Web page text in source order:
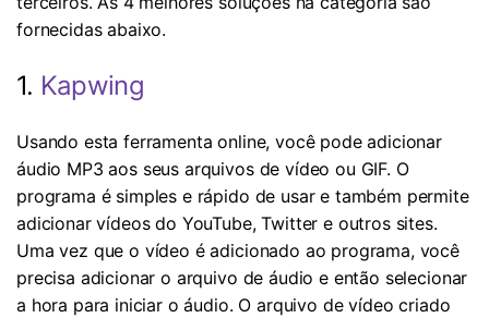
fornecidas abaixo.
1. Kapwing
Usando esta ferramenta online, você pode adicionar
áudio MP3 aos seus arquivos de vídeo ou GIF. O
programa é simples e rápido de usar e também permite
adicionar vídeos do YouTube, Twitter e outros sites.
Uma vez que o vídeo é adicionado ao programa, você
precisa adicionar o arquivo de áudio e então selecionar
a hora para iniciar o áudio. O arquivo de vídeo criado